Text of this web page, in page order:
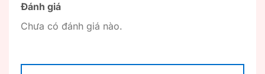
Đánh giá
Chưa có đánh giá nào.